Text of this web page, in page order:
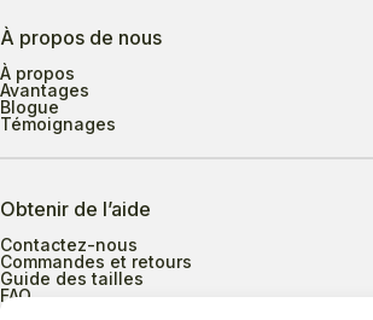
À propos de nous
À propos
Avantages
Blogue
Témoignages
Obtenir de l’aide
Contactez-nous
Commandes et retours
Guide des tailles
FAQ